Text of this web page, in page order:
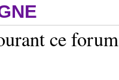
ce